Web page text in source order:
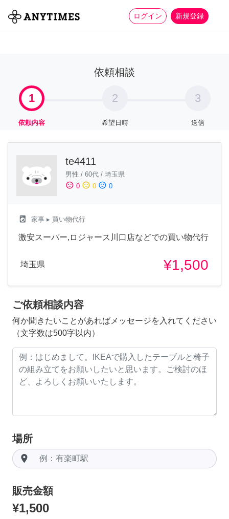
ログイン 新規登録
全て 家事 more_horiz
依頼相談
1
依頼内容
2
希望日時
3
送信
te4411
男性 / 60代 / 埼玉県
sentiment_satisfied 0 sentiment_neutral 0 sentiment_dissatisfied 0
local_laundry_service 家事 ▸ 買い物代行
激安スーパー,ロジャース川口店などでの買い物代行
埼玉県 ¥1,500
ご依頼相談内容
何か聞きたいことがあればメッセージを入れてください
（文字数は500字以内）
場所
room
販売金額
¥1,500